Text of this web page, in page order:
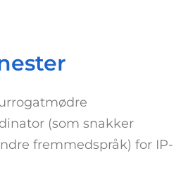
(som snakker
fremmedspråk) for IP-